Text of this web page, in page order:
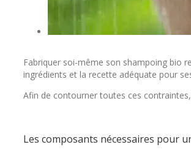
Fabriquer soi-même son shampoing bio
ingrédients et la recette adéquate pour
Afin de contourner toutes ces
Les composants nécessaires pour